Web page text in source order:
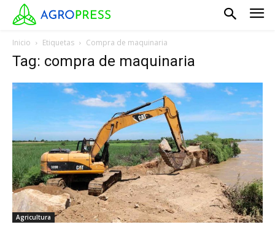
Inicio Etiquetas Compra de maquinaria
Tag: compra de maquinaria
Agricultura